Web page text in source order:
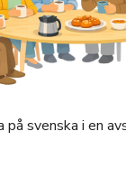
på svenska i en